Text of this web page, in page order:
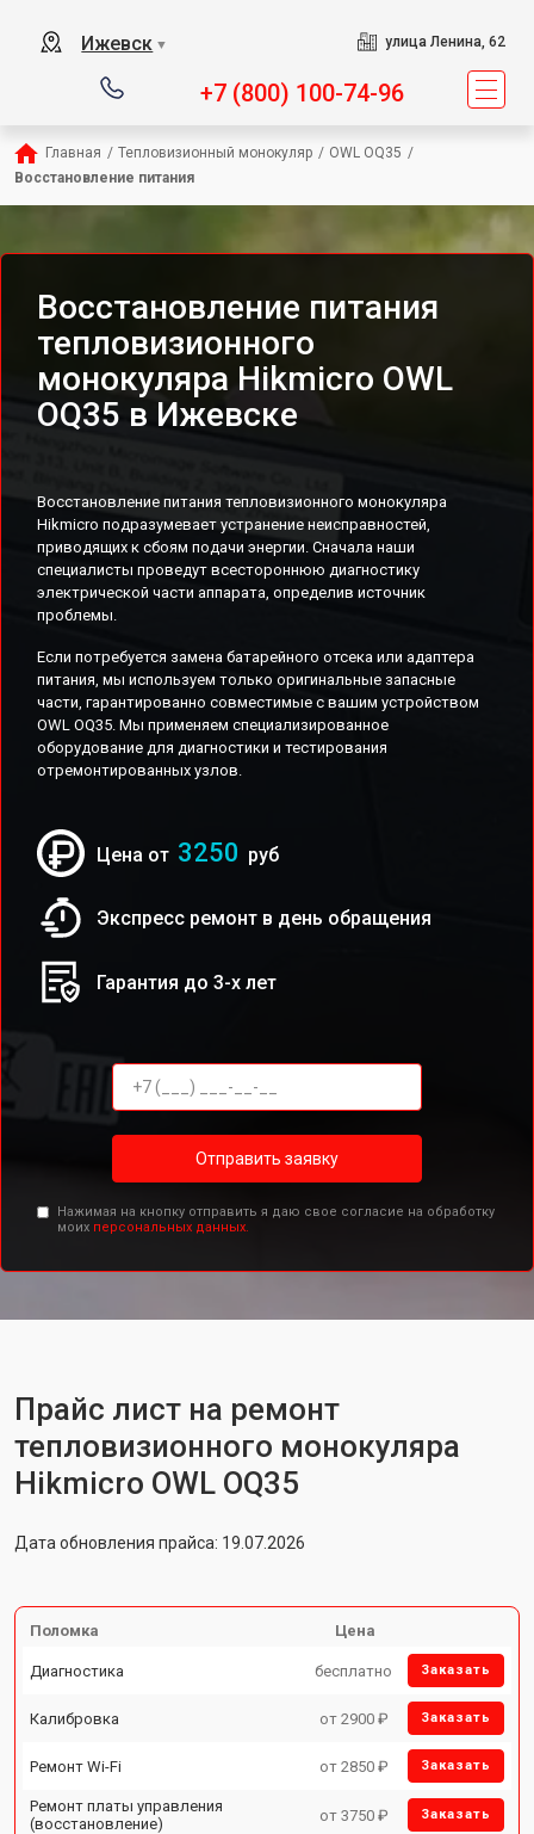
Ижевск ▼ улица Ленина, 62
+7 (800) 100-74-96
Главная / Тепловизионный монокуляр / OWL OQ35 /
Восстановление питания
Восстановление питания
тепловизионного
монокуляра Hikmicro OWL
OQ35 в Ижевске
Восстановление питания тепловизионного монокуляра
Hikmicro подразумевает устранение неисправностей,
приводящих к сбоям подачи энергии. Сначала наши
специалисты проведут всестороннюю диагностику
электрической части аппарата, определив источник
проблемы.
Если потребуется замена батарейного отсека или адаптера
питания, мы используем только оригинальные запасные
части, гарантированно совместимые с вашим устройством
OWL OQ35. Мы применяем специализированное
оборудование для диагностики и тестирования
отремонтированных узлов.
Цена от 3250 руб
Экспресс ремонт в день обращения
Гарантия до 3-х лет
Отправить заявку
Нажимая на кнопку отправить я даю свое согласие на обработку
моих персональных данных.
Прайс лист на ремонт
тепловизионного монокуляра
Hikmicro OWL OQ35
Дата обновления прайса: 19.07.2026
Поломка Цена
Диагностика бесплатно Заказать
Калибровка от 2900 ₽ Заказать
Ремонт Wi-Fi от 2850 ₽ Заказать
Ремонт платы управления
(восстановление)
от 3750 ₽ Заказать